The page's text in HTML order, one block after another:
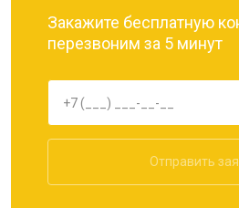
Закажите бесплатную
перезвоним за 5 минут
Отправить